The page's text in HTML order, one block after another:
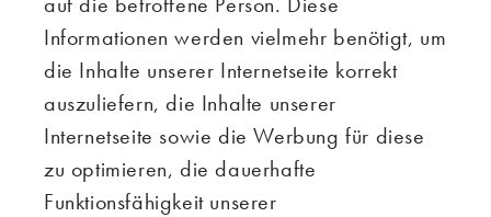
Informationen werden vielmehr benötigt, um
die Inhalte unserer Internetseite korrekt
auszuliefern, die Inhalte unserer
Internetseite sowie die Werbung für diese
zu optimieren, die dauerhafte
Funktionsfähigkeit unserer